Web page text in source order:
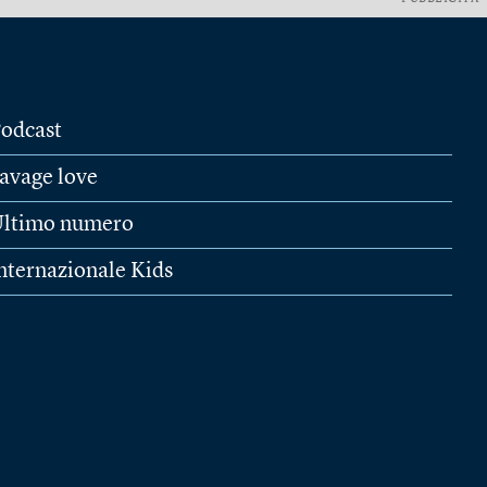
love
numero
Kids